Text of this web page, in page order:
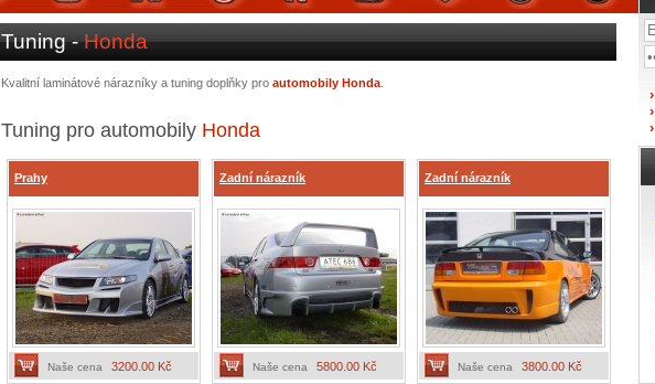
Tuning -Honda
Kvalitní laminátové nárazníky a tuning doplňky pro automobily Honda
Tuning pro automobily Honda
Prahy
Naše cena 3200.00 Kč
Zadní nárazník
Naše cena 5800.00 Kč
Zadní nárazník
Naše cena 3800.00 Kč
›
›
›